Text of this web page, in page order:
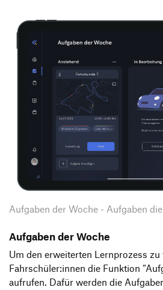
Aufgaben der Woche - Aufgaben
Aufgaben der Woche
Um den erweiterten Lernprozess zu
Fahrschüler:innen die Funktion
aufrufen. Dafür werden die